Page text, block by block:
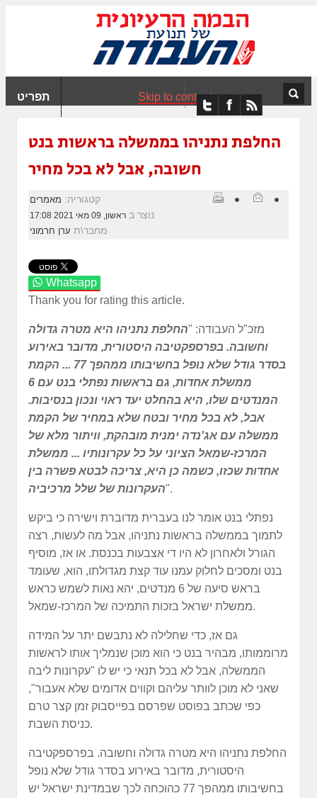
תפריט Skip to content
החלפת נתניהו בממשלה בראשות בנט
חשובה, אבל לא בכל מחיר
קטגוריה: מאמרים
נוצר ב ראשון, 09 מאי 2021 17:08
מחבר\ת ערן חרמוני
Whatsapp
Thank you for rating this article.
מזכ"ל העבודה: "החלפת נתניהו היא מטרה גדולה
וחשובה. בפרספקטיבה היסטורית, מדובר באירוע
בסדר גודל שלא נופל בחשיבותו ממהפך 77 ...
הקמת
ממשלת אחדות, גם בראשות נפתלי בנט עם 6
המנדטים שלו, היא בהחלט יעד ראוי ונכון בנסיבות.
אבל, לא בכל מחיר ובטח שלא במחיר של הקמת
ממשלה עם אג'נדה ימנית מובהקת, וויתור מלא של
המרכז-שמאל הציוני על כל עקרונותיו ... ממשלת
אחדות שכזו, כשמה כן היא, צריכה לבטא פשרה בין
העקרונות של שלל מרכיביה".
נפתלי בנט אומר לנו בעברית מדוברת וישירה כי ביקש
לתמוך בממשלה בראשות נתניהו, אבל מה לעשות, רצה
הגורל ולאחרון לא היו די אצבעות בכנסת. או אז, מוסיף
בנט ומסכים לחלוק עמנו עוד קצת מגדולתו, הוא, שעומד
בראש סיעה של 6 מנדטים, יהא נאות לשמש כראש
ממשלת ישראל בזכות התמיכה של המרכז-שמאל.
גם אז, כדי שחלילה לא נתבשם יתר על המידה
מרוממותו, מבהיר בנט כי הוא מוכן שנמליך אותו לראשות
הממשלה, אבל לא בכל תנאי כי יש לו "עקרונות ליבה
שאני לא מוכן לוותר עליהם וקווים אדומים שלא אעבור",
כפי שכתב בפוסט שפרסם בפייסבוק זמן קצר טרם
כניסת השבת.
החלפת נתניהו היא מטרה גדולה וחשובה. בפרספקטיבה
היסטורית, מדובר באירוע בסדר גודל שלא נופל
בחשיבותו ממהפך 77 כהוכחה לכך שבמדינת ישראל יש